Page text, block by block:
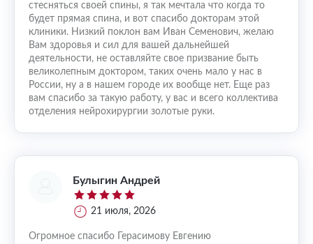
стесняться своей спины, я так мечтала что когда то
будет прямая спина, и вот спасибо докторам этой
клиники. Низкий поклон вам Иван Семенович, желаю
Вам здоровья и сил для вашей дальнейшей
деятельности, не оставляйте свое призвание быть
великолепным доктором, таких очень мало у нас в
России, ну а в нашем городе их вообще нет. Еще раз
вам спасибо за такую работу, у вас и всего коллектива
отделения нейрохирургии золотые руки.
Булыгин Андрей
21 июля, 2026
Огромное спасибо Герасимову Евгению